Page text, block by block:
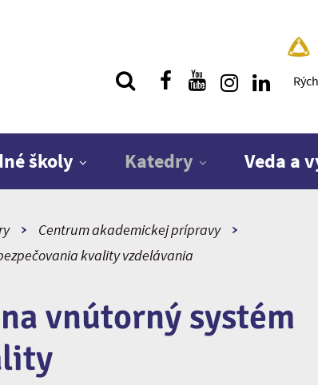
školy Katedry Veda a
Centrum akademickej prípravy
kvality vzdelávania
vnútorný systém